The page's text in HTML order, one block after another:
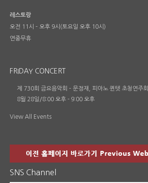
레스토랑
오전 11시 – 오후 9시(토요일 오후 10시)
연중무휴
FRIDAY CONCERT
제 730회 금요음악회 – 문정재, 피아노 퀸텟 초청연주회
8월 28일/8:00 오후 - 9:00 오후
View All Events
SNS Channel